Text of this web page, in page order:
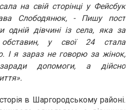
на свій сторінці у Фейсбук
Слободянюк, - Пишу пост
одній дівчині із села, яка за
у свої 24 стала
І я зараз не говорю за жінок,
допомоги, а дійсно
в Шаргородському районі.